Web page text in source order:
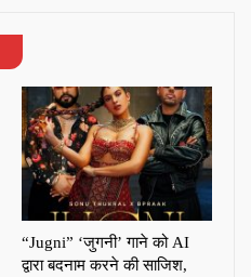
“Jugni” ‘जुगनी’ गाने को AI
द्वारा बदनाम करने की साजिश,